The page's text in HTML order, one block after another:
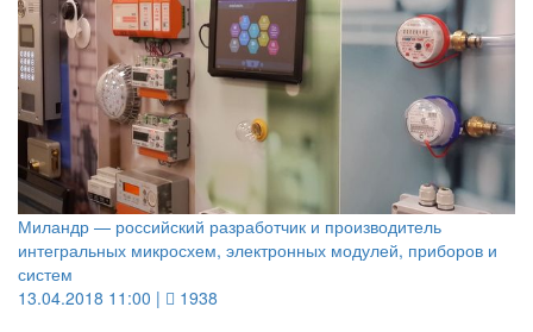
Миландр — российский разработчик и производитель
интегральных микросхем, электронных модулей, приборов и
систем
13.04.2018 11:00 |
1938